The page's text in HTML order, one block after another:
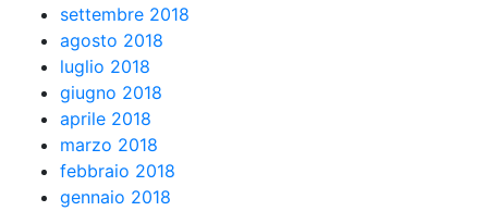
settembre 2018
agosto 2018
luglio 2018
giugno 2018
aprile 2018
marzo 2018
febbraio 2018
gennaio 2018